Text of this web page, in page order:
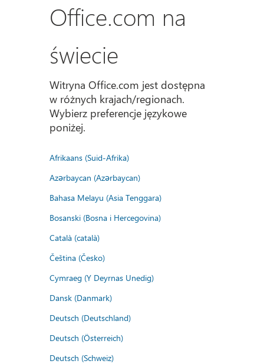
Office.com na
świecie
Witryna Office.com jest dostępna
w różnych krajach/regionach.
Wybierz preferencje językowe
poniżej.
Afrikaans (Suid-Afrika)
Azərbaycan (Azərbaycan)
Bahasa Melayu (Asia Tenggara)
Bosanski (Bosna i Hercegovina)
Català (català)
Čeština (Česko)
Cymraeg (Y Deyrnas Unedig)
Dansk (Danmark)
Deutsch (Deutschland)
Deutsch (Österreich)
Deutsch (Schweiz)